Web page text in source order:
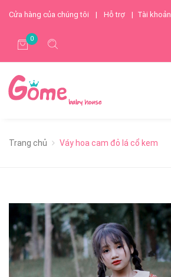
Cửa hàng của chúng tôi | Hỗ trợ | Tài khoản
0
Trang chủ Váy hoa cam đỏ lá cổ kem